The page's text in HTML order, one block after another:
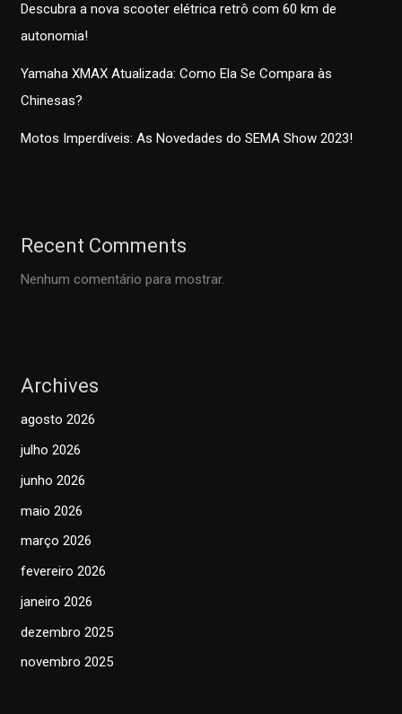
Descubra a nova scooter elétrica retrô com 60 km de
autonomia!
Yamaha XMAX Atualizada: Como Ela Se Compara às
Chinesas?
Motos Imperdíveis: As Novedades do SEMA Show 2023!
Recent Comments
Nenhum comentário para mostrar.
Archives
agosto 2026
julho 2026
junho 2026
maio 2026
março 2026
fevereiro 2026
janeiro 2026
dezembro 2025
novembro 2025